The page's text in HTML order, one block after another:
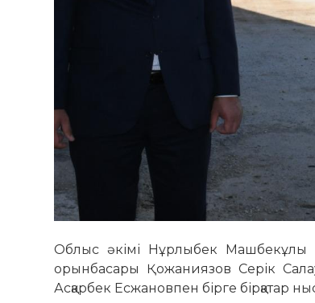
Облыс әкімі Нұрлыбек Машбекұлы
орынбасары Қожаниязов Серік
Асқарбек Есжановпен бірге бірқатар